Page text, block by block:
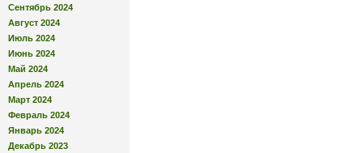
Сентябрь 2024
Август 2024
Июль 2024
Июнь 2024
Май 2024
Апрель 2024
Март 2024
Февраль 2024
Январь 2024
Декабрь 2023